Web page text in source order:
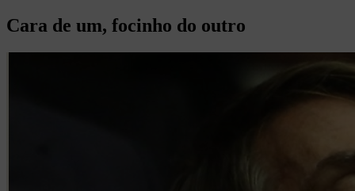
Cara de um, focinho do outro